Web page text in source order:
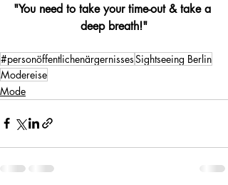
"You need to take your time-out & take a
deep breath!"
#personöffentlichenärgernissesSightseeing Berlin
Modereise
Mode